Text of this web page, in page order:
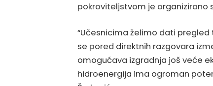
pokroviteljstvom je organizirano
“Učesnicima želimo dati
se pored direktnih razgovara
omogućava izgradnja još veće
hidroenergija ima ogroman